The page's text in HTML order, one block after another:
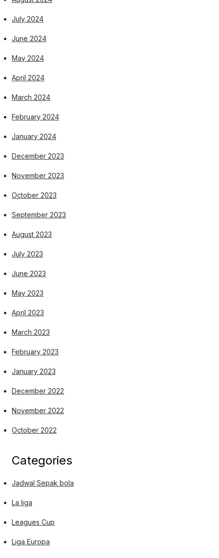
July 2024
June 2024
May 2024
April 2024
March 2024
February 2024
January 2024
December 2023
November 2023
October 2023
September 2023
August 2023
July 2023
June 2023
May 2023
April 2023
March 2023
February 2023
January 2023
December 2022
November 2022
October 2022
Categories
Jadwal Sepak bola
La liga
Leagues Cup
Liga Europa